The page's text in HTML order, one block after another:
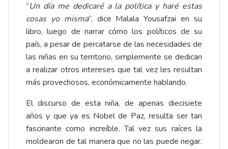
“Un día me dedicaré a la política y haré estas
cosas yo misma”, dice Malala Yousafzai en su
libro, luego de narrar cómo los políticos de su
país, a pesar de percatarse de las necesidades de
las niñas en su territorio, simplemente se dedican
a realizar otros intereses que tal vez les resultan
más provechosos, económicamente hablando.
El discurso de esta niña, de apenas diecisiete
años y que ya es Nobel de Paz, resulta ser tan
fascinante como increíble. Tal vez sus raíces la
moldearon de tal manera que no las puede negar.